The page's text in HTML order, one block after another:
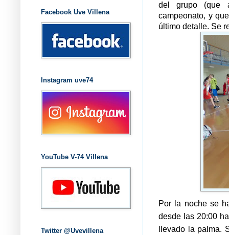
del grupo (que
campeonato, y
último detalle. Se
Por la noche se
desde las 20:00
llevado la palma.
Facebook Uve Villena
Instagram uve74
YouTube V-74 Villena
Twitter @Uvevillena